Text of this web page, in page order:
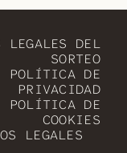
LEGALES DEL
SORTEO
POLÍTICA DE
PRIVACIDAD
POLÍTICA DE
COOKIES
LEGALES